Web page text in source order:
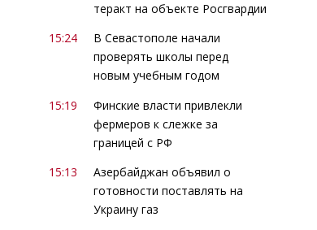
теракт на объекте Росгвардии
15:24
В Севастополе начали
проверять школы перед
новым учебным годом
15:19
Финские власти привлекли
фермеров к слежке за
границей с РФ
15:13
Азербайджан объявил о
готовности поставлять на
Украину газ